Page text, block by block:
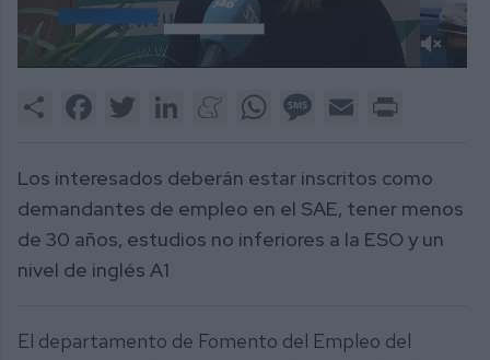
1
Share FacebookTwitter LinkedInMeneameWhatsAppMessage
Email
Los interesados deberán estar inscritos como
demandantes de empleo en el SAE, tener menos
de 30 años, estudios no inferiores a la ESO y un
nivel de inglés A1
El departamento de Fomento del Empleo del